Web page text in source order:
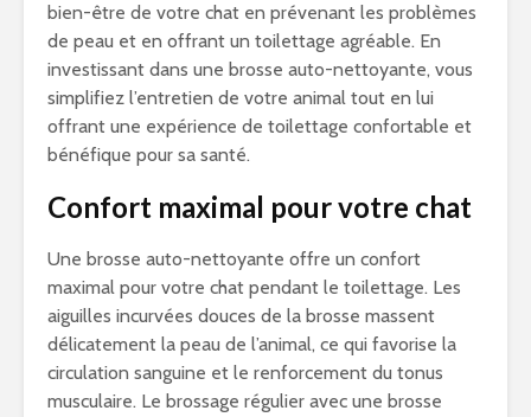
bien-être de votre chat en prévenant les problèmes
de peau et en offrant un toilettage agréable. En
investissant dans une brosse auto-nettoyante, vous
simplifiez l’entretien de votre animal tout en lui
offrant une expérience de toilettage confortable et
bénéfique pour sa santé.
Confort maximal pour votre chat
Une brosse auto-nettoyante offre un confort
maximal pour votre chat pendant le toilettage. Les
aiguilles incurvées douces de la brosse massent
délicatement la peau de l’animal, ce qui favorise la
circulation sanguine et le renforcement du tonus
musculaire. Le brossage régulier avec une brosse